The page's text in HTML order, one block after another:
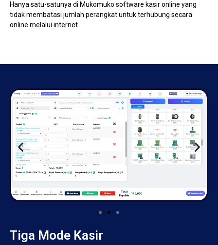
Hanya satu-satunya di Mukomuko software kasir online yang
tidak membatasi jumlah perangkat untuk terhubung secara
online melalui internet.
Tiga Mode Kasir